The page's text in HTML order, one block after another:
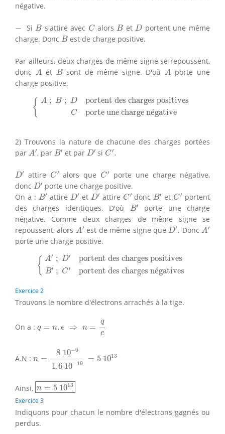
négative.
− Si B
B s'attire avec C
Calors B
B et D
D portent une même
charge. Donc B
B est de charge positive.
Par ailleurs, deux charges de même signe se repoussent,
donc A
A et B
Bsont de même signe. D'où A
A porte une
charge positive.
{ A ; B ; D portent des charges positives
C porte une charge négative
{A B Dportent des charges positives
2) Trouvons la nature de chacune des charges portées
par A′
A′, par B′
B′ et par D′
D′ si C′.
C′.
D′
D′ attire C′
C′ alors que C′
C′
porte une charge négative,
donc D′
D′ porte une charge positive.
On a :B′
B′ attire D′
D′ et D′
D′ attire C′
C′ doncB′
B′ et C′
C′ portent
des charges identiques. D'où
B′
B′ porte une charge
négative. Comme deux charges de même signe se
repoussent, alors A′
A′ est de même signe queD′.
D′. DoncA′
A′
porte une charge positive.
{ A′ ; D′ portent des charges positives
B′ ; C′ portent des charges négatives
{A ;D portent des charges positivesB′
Exercice 2
Trouvons le nombre d'électrons arrachés à la tige.
On a : q = n. e ⇒ n =
q
e
A.N : n =
8 10−6
1.6 10−19 = 5 1013
10− 61.6
Ainsi, n = 5 1013
n=51013
Exercice 3
Indiquons pour chacun le nombre d'électrons gagnés ou
perdus.